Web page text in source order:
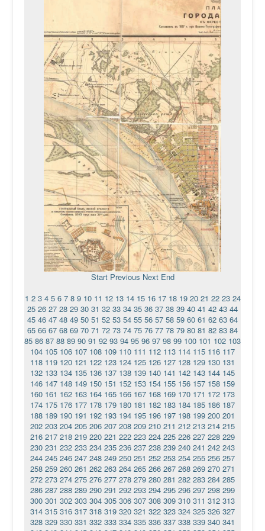
Start Previous Next End
1 2 3 4 5 6 7 8 9 10 11 12 13 14 15 16 17 18 19 20 21 22 23 24
25 26 27 28 29 30 31 32 33 34 35 36 37 38 39 40 41 42 43 44
45 46 47 48 49 50 51 52 53 54 55 56 57 58 59 60 61 62 63 64
65 66 67 68 69 70 71 72 73 74 75 76 77 78 79 80 81 82 83 84
85 86 87 88 89 90 91 92 93 94 95 96 97 98 99 100 101 102 103
104 105 106 107 108 109 110 111 112 113 114 115 116 117
118 119 120 121 122 123 124 125 126 127 128 129 130 131
132 133 134 135 136 137 138 139 140 141 142 143 144 145
146 147 148 149 150 151 152 153 154 155 156 157 158 159
160 161 162 163 164 165 166 167 168 169 170 171 172 173
174 175 176 177 178 179 180 181 182 183 184 185 186 187
188 189 190 191 192 193 194 195 196 197 198 199 200 201
202 203 204 205 206 207 208 209 210 211 212 213 214 215
216 217 218 219 220 221 222 223 224 225 226 227 228 229
230 231 232 233 234 235 236 237 238 239 240 241 242 243
244 245 246 247 248 249 250 251 252 253 254 255 256 257
258 259 260 261 262 263 264 265 266 267 268 269 270 271
272 273 274 275 276 277 278 279 280 281 282 283 284 285
286 287 288 289 290 291 292 293 294 295 296 297 298 299
300 301 302 303 304 305 306 307 308 309 310 311 312 313
314 315 316 317 318 319 320 321 322 323 324 325 326 327
328 329 330 331 332 333 334 335 336 337 338 339 340 341